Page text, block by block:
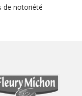
de notoriété